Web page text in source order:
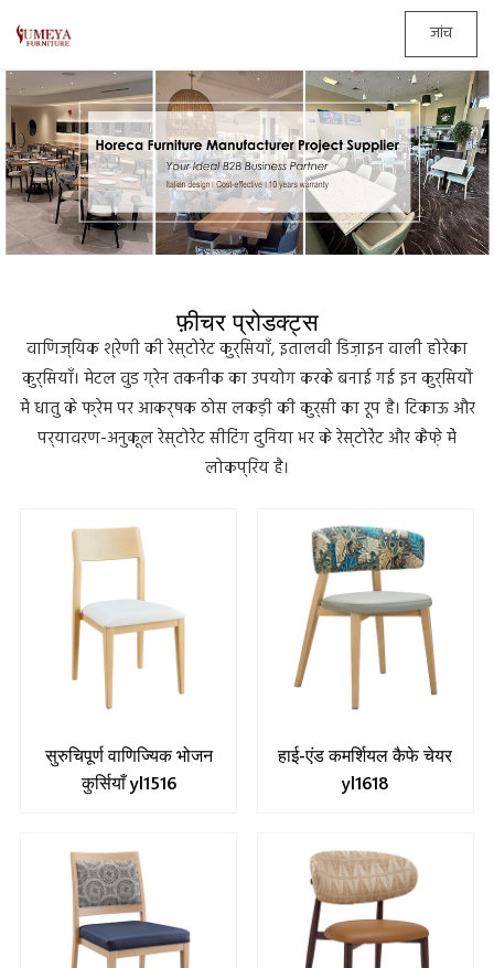
जांच
फ़ीचर प्रोडक्ट्स
वाणिज्यिक श्रेणी की रेस्टोरेंट कुर्सियाँ, इतालवी डिज़ाइन वाली होरेका
कुर्सियाँ। मेटल वुड ग्रेन तकनीक का उपयोग करके बनाई गई इन कुर्सियों
में धातु के फ्रेम पर आकर्षक ठोस लकड़ी की कुर्सी का रूप है। टिकाऊ और
पर्यावरण-अनुकूल रेस्टोरेंट सीटिंग दुनिया भर के रेस्टोरेंट और कैफ़े में
लोकप्रिय है।
सुरुचिपूर्ण वाणिज्यिक भोजन
कुर्सियाँ yl1516
हाई-एंड कमर्शियल कैफे चेयर
yl1618